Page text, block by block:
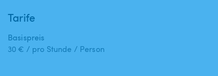
Tarife
Basispreis
30 € / pro Stunde / Person